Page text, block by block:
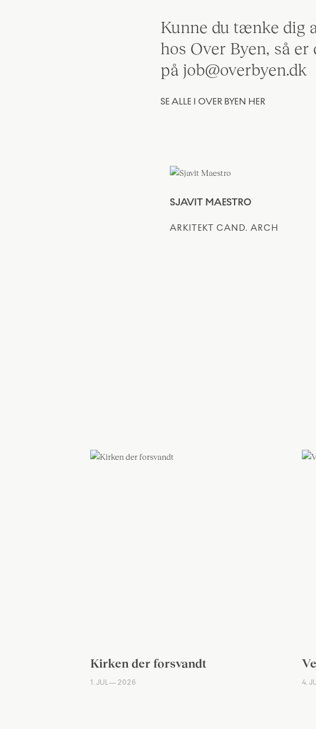
Kunne du tænke dig
hos Over Byen, så
på job@overbyen.dk
SE ALLE I OVER BYEN HER
SJAVIT MAESTRO
ARKITEKT CAND. ARCH
Kirken der forsvandt
1. JUL — 2026 4.